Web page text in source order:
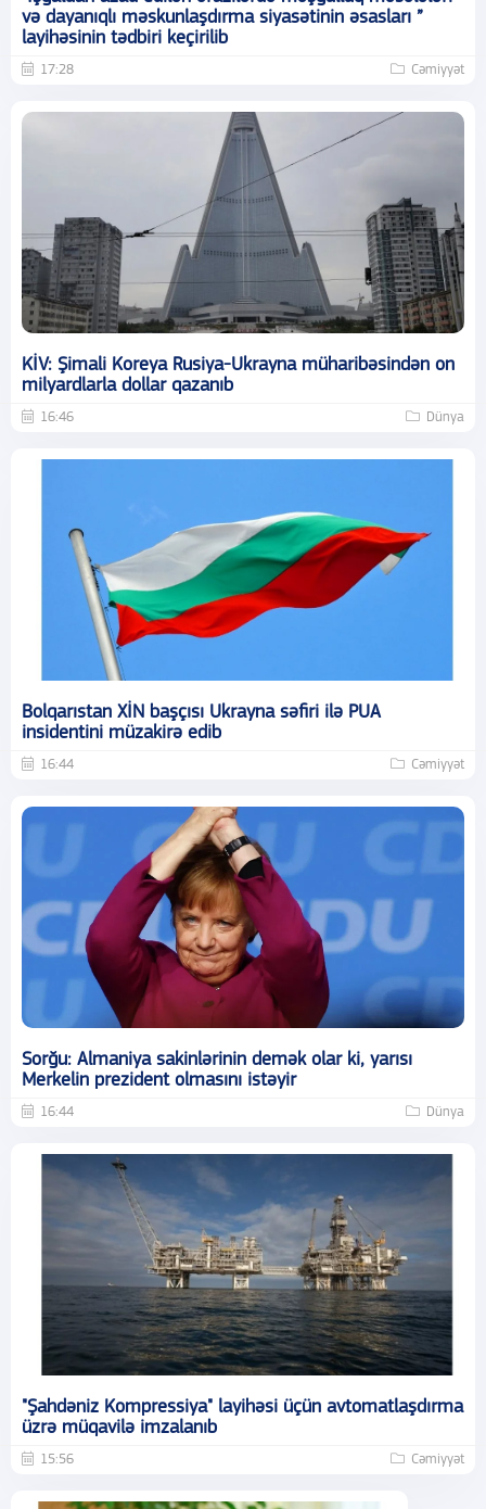
və dayanıqlı məskunlaşdırma siyasətinin əsasları ”
layihəsinin tədbiri keçirilib
17:28 Cəmiyyət
KİV: Şimali Koreya Rusiya-Ukrayna müharibəsindən on
milyardlarla dollar qazanıb
16:46 Dünya
Bolqarıstan XİN başçısı Ukrayna səfiri ilə PUA
insidentini müzakirə edib
16:44 Cəmiyyət
Sorğu: Almaniya sakinlərinin demək olar ki, yarısı
Merkelin prezident olmasını istəyir
16:44 Dünya
"Şahdəniz Kompressiya" layihəsi üçün avtomatlaşdırma
üzrə müqavilə imzalanıb
15:56 Cəmiyyət